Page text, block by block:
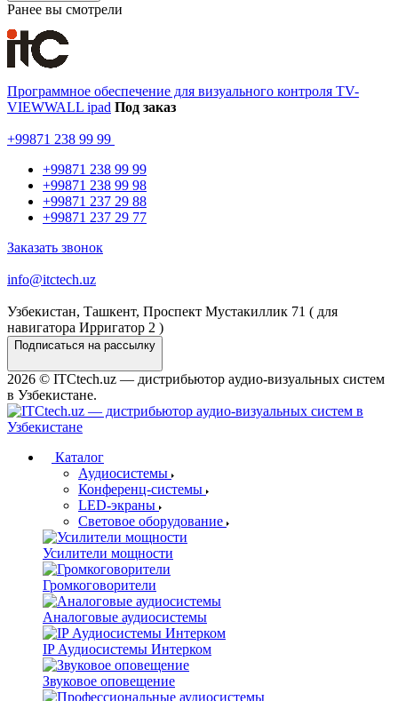
Ранее вы смотрели
Программное обеспечение для визуального контроля TV-
VIEWWALL ipad Под заказ
+99871 238 99 99
+99871 238 99 99
+99871 238 99 98
+99871 237 29 88
+99871 237 29 77
Заказать звонок
info@itctech.uz
Узбекистан, Ташкент, Проспект Мустакиллик 71 ( для
навигатора Ирригатор 2 )
Подписаться на рассылку
2026 © ITCtech.uz — дистрибьютор aудио-визуальных систем
в Узбекистане.
Каталог
Аудиосистемы
Конференц-системы
LED-экраны
Световое оборудование
Усилители мощности
Громкоговорители
Аналоговые аудиосистемы
IP Аудиосистемы Интерком
Звуковое оповещение